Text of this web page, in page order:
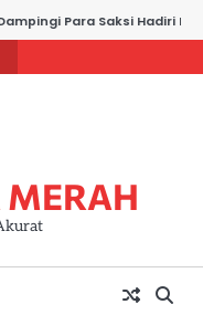
Saksi Hadiri